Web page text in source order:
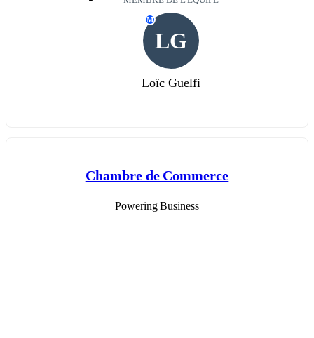
LG
M
Loïc Guelfi
Chambre de Commerce
Powering Business